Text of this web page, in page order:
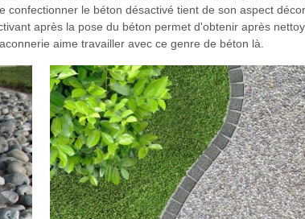
le béton désactivé tient de son aspect
après la pose du béton permet d'obtenir après
aime travailler avec ce genre de béton là.